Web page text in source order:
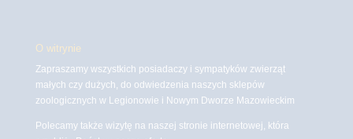
O witrynie
Zapraszamy wszystkich posiadaczy i sympatyków zwierząt
małych czy dużych, do odwiedzenia naszych sklepów
zoologicznych w Legionowie i Nowym Dworze Mazowieckim
Polecamy także wizytę na naszej stronie internetowej, która